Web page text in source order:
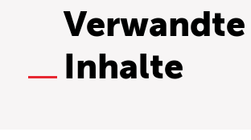
Verwandte
Inhalte